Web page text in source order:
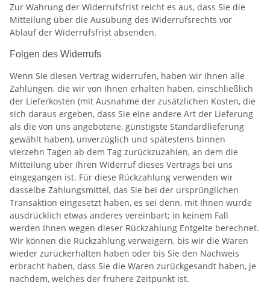
Zur Wahrung der Widerrufsfrist reicht es aus, dass Sie die
Mitteilung über die Ausübung des Widerrufsrechts vor
Ablauf der Widerrufsfrist absenden.
Folgen des Widerrufs
Wenn Sie diesen Vertrag widerrufen, haben wir Ihnen alle
Zahlungen, die wir von Ihnen erhalten haben, einschließlich
der Lieferkosten (mit Ausnahme der zusätzlichen Kosten, die
sich daraus ergeben, dass Sie eine andere Art der Lieferung
als die von uns angebotene, günstigste Standardlieferung
gewählt haben), unverzüglich und spätestens binnen
vierzehn Tagen ab dem Tag zurückzuzahlen, an dem die
Mitteilung über Ihren Widerruf dieses Vertrags bei uns
eingegangen ist. Für diese Rückzahlung verwenden wir
dasselbe Zahlungsmittel, das Sie bei der ursprünglichen
Transaktion eingesetzt haben, es sei denn, mit Ihnen wurde
ausdrücklich etwas anderes vereinbart; in keinem Fall
werden Ihnen wegen dieser Rückzahlung Entgelte berechnet.
Wir können die Rückzahlung verweigern, bis wir die Waren
wieder zurückerhalten haben oder bis Sie den Nachweis
erbracht haben, dass Sie die Waren zurückgesandt haben, je
nachdem, welches der frühere Zeitpunkt ist.